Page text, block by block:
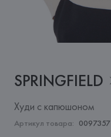
SPRINGFIELD
Худи с капюшоном
Артикул товара: 0097357